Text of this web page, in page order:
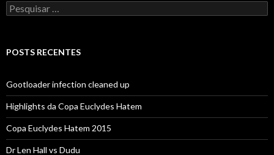
Pesquisar
por:
POSTS RECENTES
Gootloader infection cleaned up
Highlights da Copa Euclydes Hatem
Copa Euclydes Hatem 2015
Dr Len Hall vs Dudu